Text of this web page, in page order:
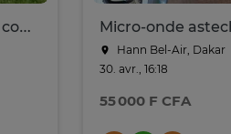
Barbecue charbon compact acier noir
Hann Bel-Air, Dakar
30. avr., 16:18
55 000 F CFA